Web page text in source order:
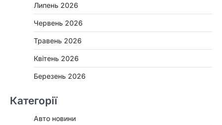
Липень 2026
Червень 2026
Травень 2026
Квітень 2026
Березень 2026
Категорії
Авто новини